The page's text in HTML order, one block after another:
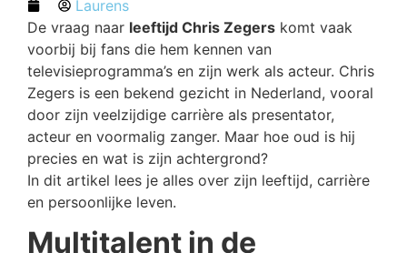
Laurens
De vraag naar leeftijd Chris Zegers komt vaak
voorbij bij fans die hem kennen van
televisieprogramma’s en zijn werk als acteur. Chris
Zegers is een bekend gezicht in Nederland, vooral
door zijn veelzijdige carrière als presentator,
acteur en voormalig zanger. Maar hoe oud is hij
precies en wat is zijn achtergrond?
In dit artikel lees je alles over zijn leeftijd, carrière
en persoonlijke leven.
Multitalent in de